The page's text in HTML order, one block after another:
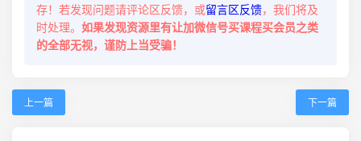
存！若发现问题请评论区反馈，或留言区反馈，我们将及
时处理。 如果发现资源里有让加微信号买课程买会员之类
的全部无视，谨防上当受骗！
上一篇 下一篇